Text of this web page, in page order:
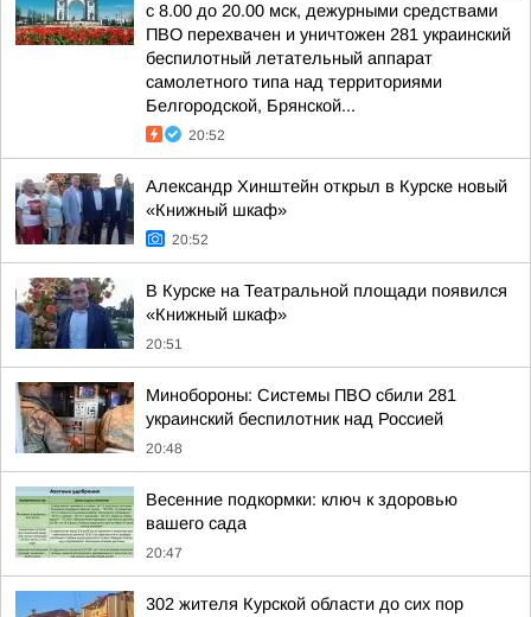
с 8.00 до 20.00 мск, дежурными средствами
ПВО перехвачен и уничтожен 281 украинский
беспилотный летательный аппарат
самолетного типа над территориями
Белгородской, Брянской...
20:52
Александр Хинштейн открыл в Курске новый
«Книжный шкаф»
20:52
В Курске на Театральной площади появился
«Книжный шкаф»
20:51
Минобороны: Системы ПВО сбили 281
украинский беспилотник над Россией
20:48
Весенние подкормки: ключ к здоровью
вашего сада
20:47
302 жителя Курской области до сих пор